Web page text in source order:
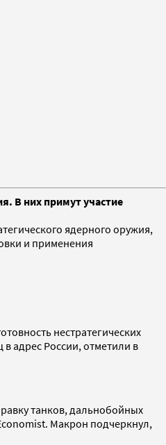
В них примут участие
ядерного оружия,
и применения
нестратегических
адрес России, отметили в
танков, дальнобойных
Макрон подчеркнул,